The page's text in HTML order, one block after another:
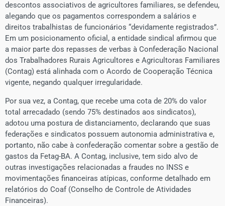
descontos associativos de agricultores familiares, se defendeu,
alegando que os pagamentos correspondem a salários e
direitos trabalhistas de funcionários “devidamente registrados”.
Em um posicionamento oficial, a entidade sindical afirmou que
a maior parte dos repasses de verbas à Confederação Nacional
dos Trabalhadores Rurais Agricultores e Agricultoras Familiares
(Contag) está alinhada com o Acordo de Cooperação Técnica
vigente, negando qualquer irregularidade.
Por sua vez, a Contag, que recebe uma cota de 20% do valor
total arrecadado (sendo 75% destinados aos sindicatos),
adotou uma postura de distanciamento, declarando que suas
federações e sindicatos possuem autonomia administrativa e,
portanto, não cabe à confederação comentar sobre a gestão de
gastos da Fetag-BA. A Contag, inclusive, tem sido alvo de
outras investigações relacionadas a fraudes no INSS e
movimentações financeiras atípicas, conforme detalhado em
relatórios do Coaf (Conselho de Controle de Atividades
Financeiras).